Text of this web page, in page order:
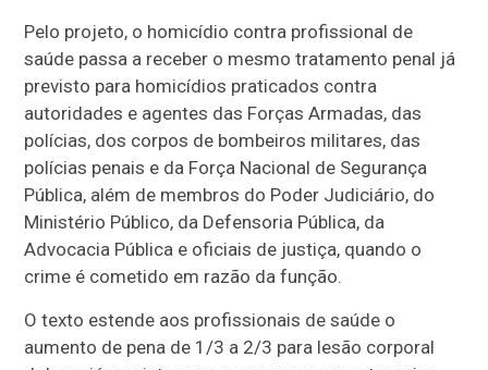
Pelo projeto, o homicídio contra profissional de
saúde passa a receber o mesmo tratamento penal já
previsto para homicídios praticados contra
autoridades e agentes das Forças Armadas, das
polícias, dos corpos de bombeiros militares, das
polícias penais e da Força Nacional de Segurança
Pública, além de membros do Poder Judiciário, do
Ministério Público, da Defensoria Pública, da
Advocacia Pública e oficiais de justiça, quando o
crime é cometido em razão da função.
O texto estende aos profissionais de saúde o
aumento de pena de 1/3 a 2/3 para lesão corporal